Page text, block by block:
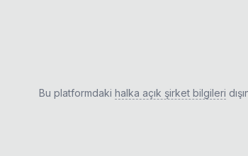
Bu platformdaki halka açık şirket bilgileri